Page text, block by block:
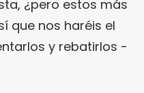
¿pero estos más
que nos haréis el
y rebatirlos -